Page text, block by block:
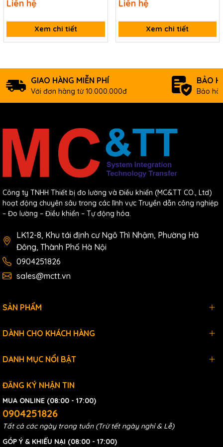
7022-
Isolation using DCON and Modbus Protocols
Liên hệ
Xem chi tiết
Liên hệ
Xem chi tiết
GIAO HÀNG MIỄN PHÍ
Với đơn hàng từ 10.000.000đ
BẢO
Bảo
Công ty TNHH Thiết bị đo lường và Điều khiển (MC&TT CO., Ltd)
hoạt động chuyên sâu trong các lĩnh vực Truyền dẫn công nghiệp
– Đo lường – Điều khiển – Tự động hóa.
LK12-8, Khu tái định cư Ngô Thì Nhậm, Phường Hà
Đông, Thành Phố Hà Nội
0904251826
sales@mctt.vn
SẢN PHẨM
DÀNH CHO KHÁCH HÀNG
DANH MỤC NỔI BẬT
ĐĂNG KÝ NHẬN TIN
MUA ONLINE (08:00 - 17:00)
0904251826
Tất cả các ngày trong tuần (Trừ tết ngày nghỉ & Lễ)
GÓP Ý & KHIẾU NẠI (08:00 - 17:00)